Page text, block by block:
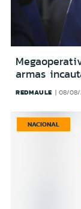
armas
REDMAULE 08/08/
NACIONAL